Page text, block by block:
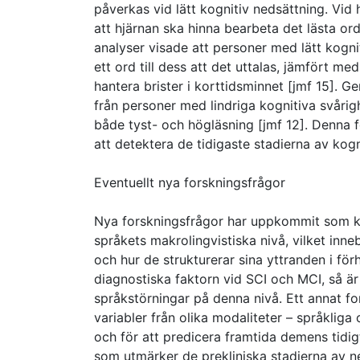
påverkas vid lätt kognitiv nedsättning.
att hjärnan ska hinna bearbeta det lästa
analyser visade att personer med lätt
ett ord till dess att det uttalas, jämfört
hantera brister i korttidsminnet [jmf 15].
från personer med lindriga kognitiva
både tyst- och högläsning [jmf 12].
att detektera de tidigaste stadierna av
Eventuellt nya forskningsfrågor
Nya forskningsfrågor har uppkommit som
språkets makrolingvistiska nivå, vilket
och hur de strukturerar sina yttranden i
diagnostiska faktorn vid SCI och MCI, så
språkstörningar på denna nivå. Ett annat
variabler från olika modaliteter –
och för att predicera framtida demens
som utmärker de prekliniska stadierna av